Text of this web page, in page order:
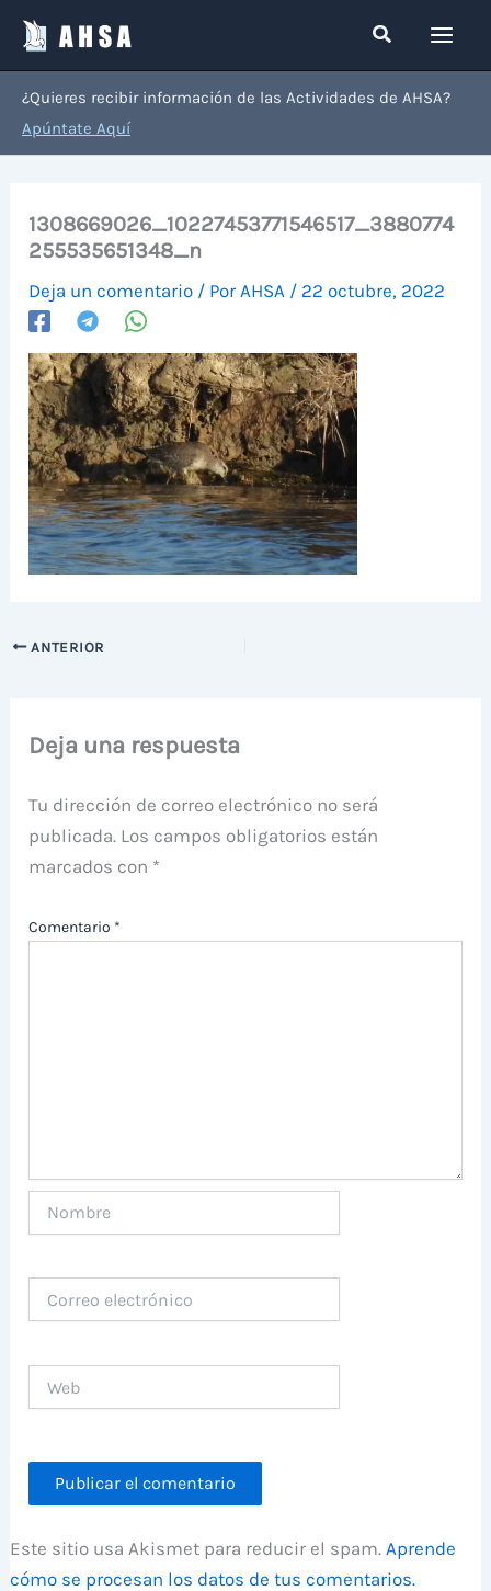
contenido
Buscar
¿Quieres recibir información de las Actividades de AHSA?
Apúntate Aquí
1308669026_10227453771546517_3880774
255535651348_n
Deja un comentario / Por AHSA / 22 octubre, 2022
ANTERIOR
Deja una respuesta
Tu dirección de correo electrónico no será
publicada. Los campos obligatorios están
marcados con *
Comentario *
electrónico
Este sitio usa Akismet para reducir el spam.Aprende
cómo se procesan los datos de tus comentarios.